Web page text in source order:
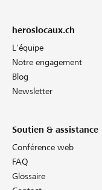
heroslocaux.ch
L'équipe
Notre engagement
Blog
Newsletter
Soutien & assistance
Conférence web
FAQ
Glossaire